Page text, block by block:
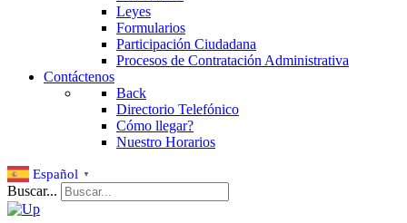
Leyes
Formularios
Participación Ciudadana
Procesos de Contratación Administrativa
Contáctenos
Back
Directorio Telefónico
Cómo llegar?
Nuestro Horarios
Español ▼
Buscar...